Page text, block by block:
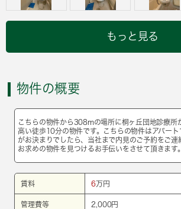
もっと見る
物件の概要
こちらの物件から308mの場所に桐ヶ丘団地診療所
高い徒歩10分の物件です。こちらの物件はアパート
がお決まりでしたら、当社まで内見のご予約をご連
お求めの物件を見つけるお手伝いをさせて頂きます。
賃料 6万円
管理費等 2,000円